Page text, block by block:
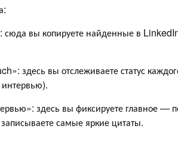
сюда вы копируете найденные в
здесь вы отслеживаете статус
интервью).
здесь вы фиксируете главное —
самые яркие цитаты.